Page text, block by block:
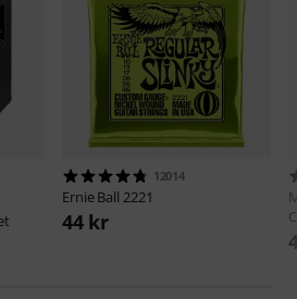
12014
Ernie Ball 2221
44 kr